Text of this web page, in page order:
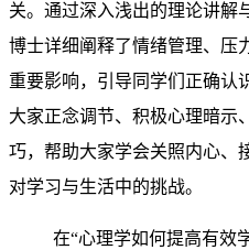
关。通过深入浅出的理论讲解
博士详细阐释了情绪管理、压
重要影响，引导同学们正确认
大家正念调节、积极心理暗示
巧，帮助大家学会关照内心、
对学习与生活中的挑战。
在“心理学如何提高有效